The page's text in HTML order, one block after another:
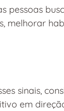
pessoas
melhorar
sinais,
em